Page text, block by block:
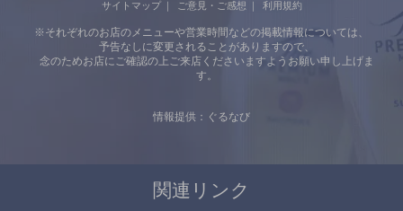
サイトマップ ご意見・ご感想 利用規約
※それぞれのお店のメニューや営業時間などの掲載情報については、
予告なしに変更されることがありますので、
念のためお店にご確認の上ご来店くださいますようお願い申し上げま
す。
情報提供：ぐるなび
関連リンク